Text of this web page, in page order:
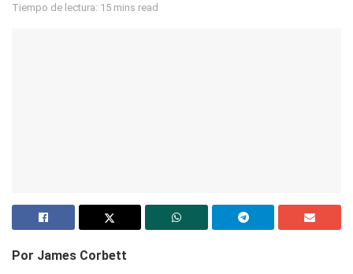
Tiempo de lectura: 15 mins read
Por James Corbett